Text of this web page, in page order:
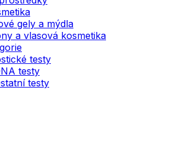
gely a mýdla
a vlasová kosmetika
testy
testy
testy